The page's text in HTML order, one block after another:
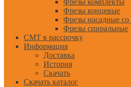
Фрезы комплекты
Фрезы концевые
Фрезы насадные
Фрезы спиральные
CMT в рассрочку
Информация
Доставка
История
Скачать
Скачать каталог